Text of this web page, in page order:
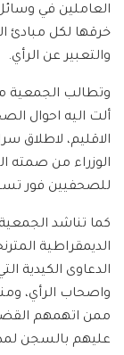
العاملين في
خرقها لكل مبادئ
والتعبير عن الرأي.
وتطالب الجمعية
ألت اليه احوال
الاقليم، لاطلاق
الوزراء من صمته
للصحفيين فور
كما تناشد
الديمقراطية
الدعاوى الكيدية
واصحاب الرأي،
ممن اتهمهم
عليهم بالسجن